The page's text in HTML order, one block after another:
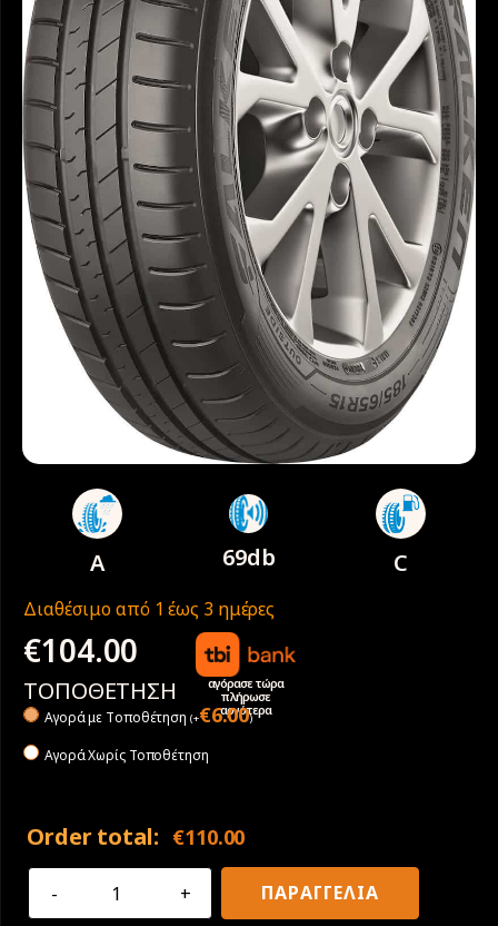
A 69db C
Διαθέσιμο από 1 έως 3 ημέρες
€104.00
αγόρασε τώρα
πλήρωσε
αργότερα
ΤΟΠΟΘΕΤΗΣΗ
Αγορά με Tοποθέτηση (+€6.00)
Αγορά Χωρίς Τοποθέτηση
Order total: €110.00
205/60R16
ΠΑΡΑΓΓΕΛΙΑ